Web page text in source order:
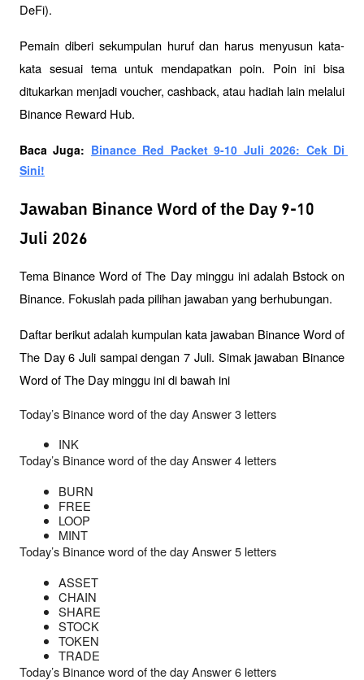
DeFi).
Pemain diberi sekumpulan huruf dan harus menyusun kata-
kata sesuai tema untuk mendapatkan poin. Poin ini bisa
ditukarkan menjadi voucher, cashback, atau hadiah lain melalui
Binance Reward Hub.
Baca Juga: Binance Red Packet 9-10 Juli 2026: Cek Di
Sini!
Jawaban Binance Word of the Day 9-10
Juli 2026
Tema Binance Word of The Day minggu ini adalah Bstock on
Binance. Fokuslah pada pilihan jawaban yang berhubungan.
Daftar berikut adalah kumpulan kata jawaban Binance Word of
The Day 6 Juli sampai dengan 7 Juli. Simak jawaban Binance
Word of The Day minggu ini di bawah ini
Today’s Binance word of the day Answer 3 letters
INK
Today’s Binance word of the day Answer 4 letters
BURN
FREE
LOOP
MINT
Today’s Binance word of the day Answer 5 letters
ASSET
CHAIN
SHARE
STOCK
TOKEN
TRADE
Today’s Binance word of the day Answer 6 letters